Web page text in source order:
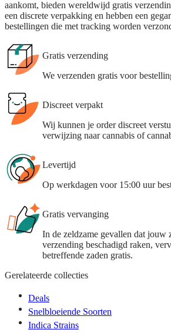
aankomt, bieden wereldwijd gratis
een discrete verpakking en hebben een
bestellingen die met tracking worden
Gratis verzending
We verzenden gratis voor
Discreet verpakt
Wij kunnen je order discreet
verwijzing naar cannabis of
Levertijd
Op werkdagen voor 15:00 uur
Gratis vervanging
In de zeldzame gevallen dat jouw
verzending beschadigd raken,
betreffende zaden gratis.
Gerelateerde collecties
Deals
Snelbloeiende Soorten
Indica Strains